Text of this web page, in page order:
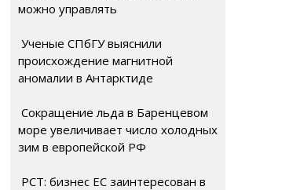
можно управлять
Ученые СПбГУ выяснили
происхождение магнитной
аномалии в Антарктиде
Сокращение льда в Баренцевом
море увеличивает число холодных
зим в европейской РФ
РСТ: бизнес ЕС заинтересован в